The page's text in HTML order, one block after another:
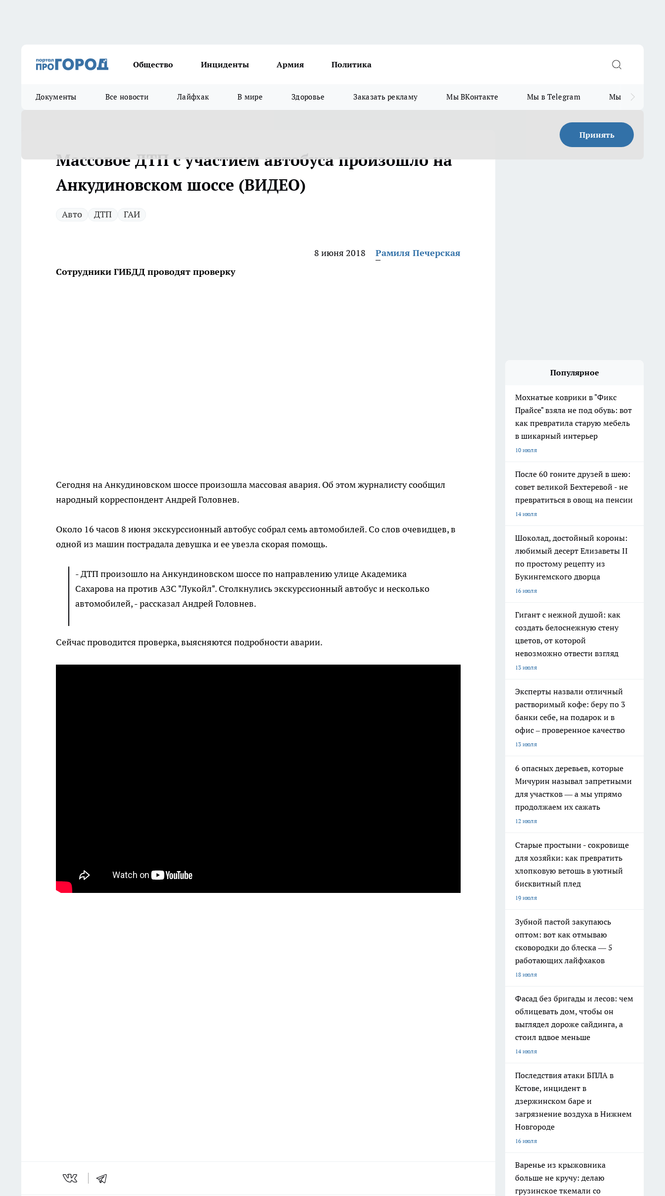
Общество Инциденты Армия Политика
Документы Все новости Лайфхак В мире Здоровье Заказать рекламу Мы ВКонтакте Мы в Telegram Мы в MAX
Принять
Массовое ДТП с участием автобуса произошло на
Анкудиновском шоссе (ВИДЕО)
Авто ДТП ГАИ
8 июня 2018
Рамиля Печерская
Сотрудники ГИБДД проводят проверку
Сегодня на Анкудиновском шоссе произошла массовая авария. Об этом журналисту сообщил
народный корреспондент Андрей Головнев.
Около 16 часов 8 июня экскурссионный автобус собрал семь автомобилей. Со слов очевидцев, в
одной из машин пострадала девушка и ее увезла скорая помощь.
- ДТП произошло на Анкундиновском шоссе по направлению улице Академика
Сахарова на против АЗС "Лукойл". Столкнулись экскурссионный автобус и несколько
автомобилей, - рассказал Андрей Головнев.
Сейчас проводится проверка, выясняются подробности аварии.
Популярное
Мохнатые коврики в "Фикс
Прайсе" взяла не под обувь: вот
как превратила старую мебель
в шикарный интерьер
10 июля
После 60 гоните друзей в шею:
совет великой Бехтеревой - не
превратиться в овощ на пенсии
14 июля
Шоколад, достойный короны:
любимый десерт Елизаветы II
по простому рецепту из
Букингемского дворца
16 июля
Гигант с нежной душой: как
создать белоснежную стену
цветов, от которой
невозможно отвести взгляд
13 июля
Эксперты назвали отличный
растворимый кофе: беру по 3
банки себе, на подарок и в
офис – проверенное качество
13 июля
6 опасных деревьев, которые
Мичурин называл запретными
для участков — а мы упрямо
продолжаем их сажать
12 июля
Старые простыни - сокровище
для хозяйки: как превратить
хлопковую ветошь в уютный
бисквитный плед
19 июля
Зубной пастой закупаюсь
оптом: вот как отмываю
сковородки до блеска — 5
работающих лайфхаков
18 июля
Фасад без бригады и лесов: чем
облицевать дом, чтобы он
выглядел дороже сайдинга, а
стоил вдвое меньше
14 июля
Последствия атаки БПЛА в
Кстове, инцидент в
дзержинском баре и
загрязнение воздуха в Нижнем
Новгороде
16 июля
Варенье из крыжовника
больше не кручу: делаю
грузинское ткемали со